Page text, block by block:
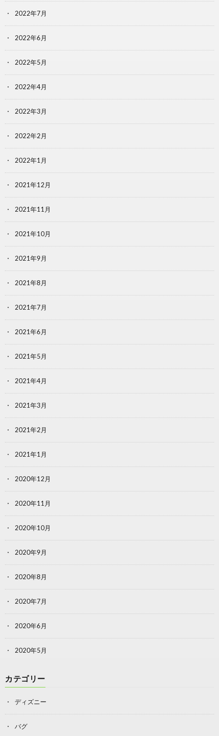
2022年7月
2022年6月
2022年5月
2022年4月
2022年3月
2022年2月
2022年1月
2021年12月
2021年11月
2021年10月
2021年9月
2021年8月
2021年7月
2021年6月
2021年5月
2021年4月
2021年3月
2021年2月
2021年1月
2020年12月
2020年11月
2020年10月
2020年9月
2020年8月
2020年7月
2020年6月
2020年5月
カテゴリー
ディズニー
バグ